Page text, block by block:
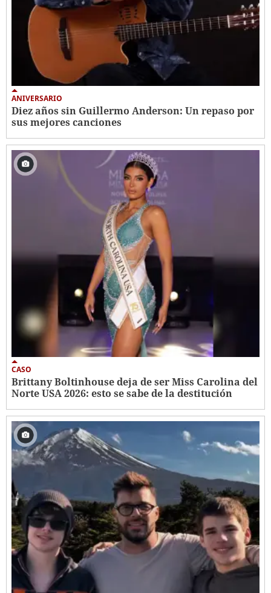
ANIVERSARIO
Diez años sin Guillermo Anderson: Un repaso por
sus mejores canciones
CASO
Brittany Boltinhouse deja de ser Miss Carolina del
Norte USA 2026: esto se sabe de la destitución